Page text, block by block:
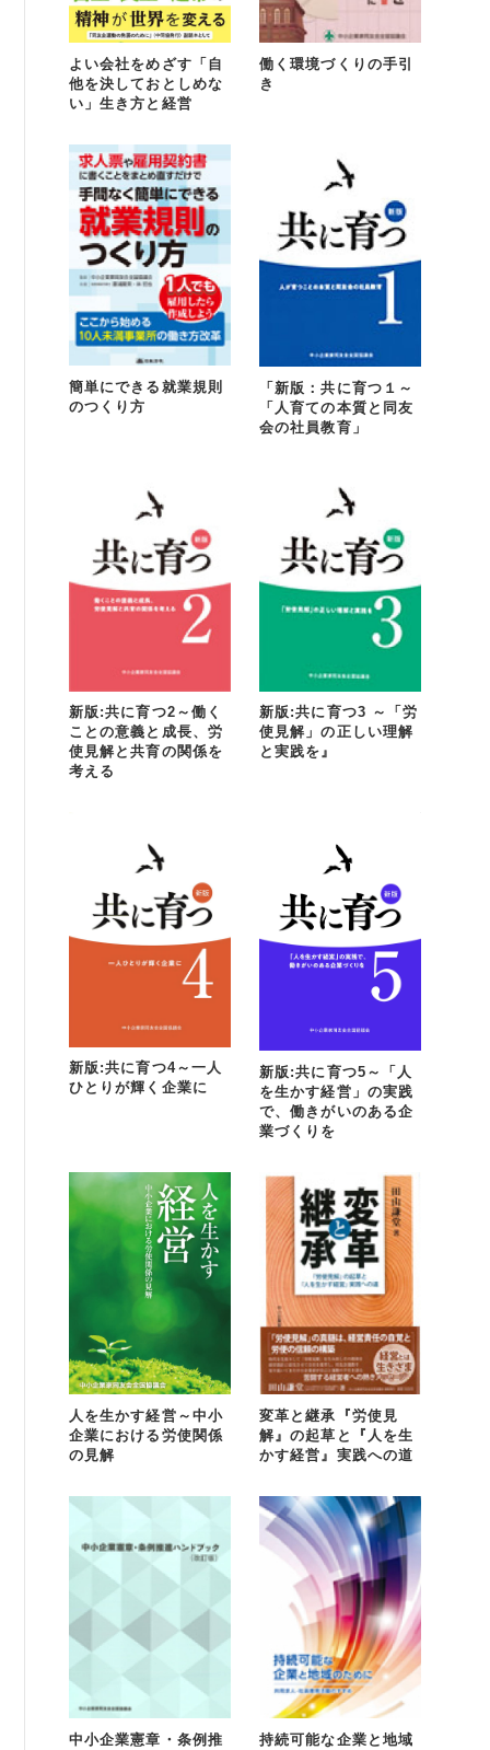
事務局
コンテンツ
ニュース
大阪市中央区農人橋2丁目-1-30 谷町八木ビル4F
よい会社をめざす「自
他を決しておとしめな
い」生き方と経営
働く環境づくりの手引
き
簡単にできる就業規則
のつくり方
「新版：共に育つ１～
「人育ての本質と同友
会の社員教育」
新版:共に育つ2～働く
ことの意義と成長、労
使見解と共育の関係を
考える
新版:共に育つ3 ～「労
使見解」の正しい理解
と実践を』
新版:共に育つ4～一人
ひとりが輝く企業に
新版:共に育つ5～「人
を生かす経営」の実践
で、働きがいのある企
業づくりを
人を生かす経営～中小
企業における労使関係
の見解
変革と継承『労使見
解』の起草と『人を生
かす経営』実践への道
中小企業憲章・条例推 持続可能な企業と地域